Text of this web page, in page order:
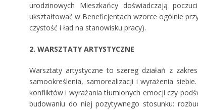
urodzinowych Mieszkańcy doświadczają
ukształtować w Beneficjentach wzorce ogólnie
czystość i ład na stanowisku pracy).
2. WARSZTATY ARTYSTYCZNE
Warsztaty artystyczne to szereg działań z
samookreślenia, samorealizacji i wyrażenia
konfliktów i wyrażania tłumionych emocji czy
budowaniu do niej pozytywnego stosunku: